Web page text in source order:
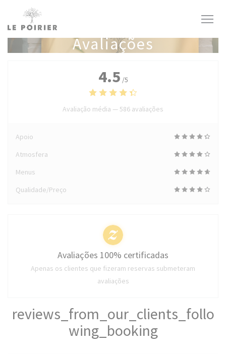
Painel de Gerenciamento de Cookies
Avaliações
reviews_from_our_clients_follo
wing_booking
4.5 /5
Avaliação média —586 avaliações
Apoio
Atmosfera
Menus
Qualidade/Preço
Avaliações 100% certificadas
Apenas os clientes que fizeram reservas submeteram
avaliações